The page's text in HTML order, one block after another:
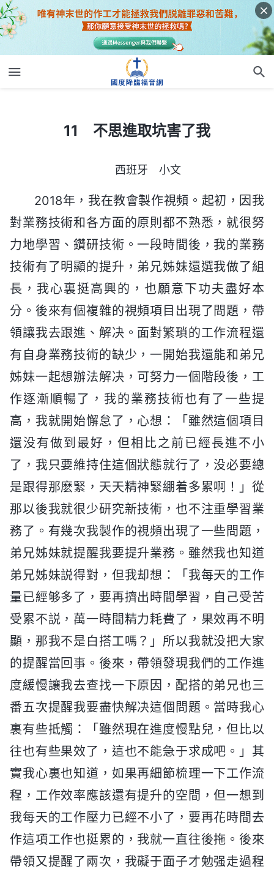
11 不思進取坑害了我
西班牙 小文
2018年，我在教會製作視頻。起初，因我
對業務技術和各方面的原則都不熟悉，就很努
力地學習、鑽研技術。一段時間後，我的業務
技術有了明顯的提升，弟兄姊妹還選我做了組
長，我心裏挺高興的，也願意下功夫盡好本
分。後來有個複雜的視頻項目出現了問題，帶
領讓我去跟進、解决。面對繁瑣的工作流程還
有自身業務技術的缺少，一開始我還能和弟兄
姊妹一起想辦法解决，可努力一個階段後，工
作逐漸順暢了，我的業務技術也有了一些提
高，我就開始懈怠了，心想：「雖然這個項目
還没有做到最好，但相比之前已經長進不小
了，我只要維持住這個狀態就行了，没必要總
是跟得那麽緊，天天精神緊綳着多累啊！」從
那以後我就很少研究新技術，也不注重學習業
務了。有幾次我製作的視頻出現了一些問題，
弟兄姊妹就提醒我要提升業務。雖然我也知道
弟兄姊妹説得對，但我却想：「我每天的工作
量已經够多了，要再擠出時間學習，自己受苦
受累不説，萬一時間精力耗費了，果效再不明
顯，那我不是白搭工嗎？」所以我就没把大家
的提醒當回事。後來，帶領發現我們的工作進
度緩慢讓我去查找一下原因，配搭的弟兄也三
番五次提醒我要盡快解决這個問題。當時我心
裏有些抵觸：「雖然現在進度慢點兒，但比以
往也有些果效了，這也不能急于求成吧。」其
實我心裏也知道，如果再細節梳理一下工作流
程，工作效率應該還有提升的空間，但一想到
我每天的工作壓力已經不小了，要再花時間去
作這項工作也挺累的，我就一直往後拖。後來
帶領又提醒了兩次，我礙于面子才勉强走過程